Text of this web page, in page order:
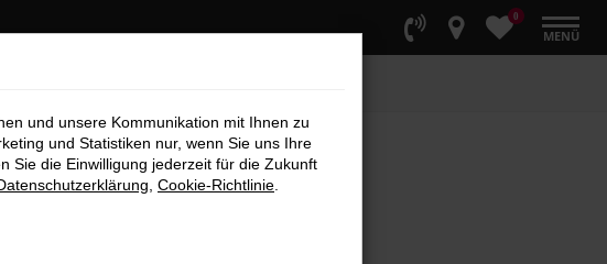
0
MENÜ
und unsere Kommunikation mit Ihnen zu
und Statistiken nur, wenn Sie uns Ihre
Sie die Einwilligung jederzeit für die Zukunft
Cookie-Richtlinie